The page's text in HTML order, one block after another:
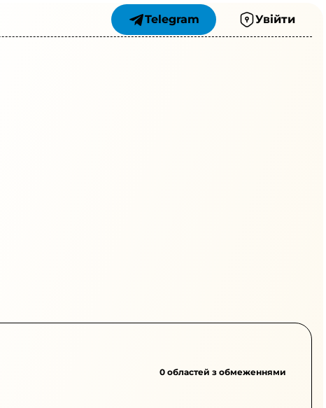
Telegram Увійти
0 областей з обмеженнями